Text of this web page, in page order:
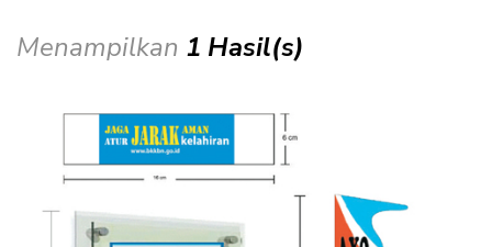
Menampilkan 1 Hasil(s)